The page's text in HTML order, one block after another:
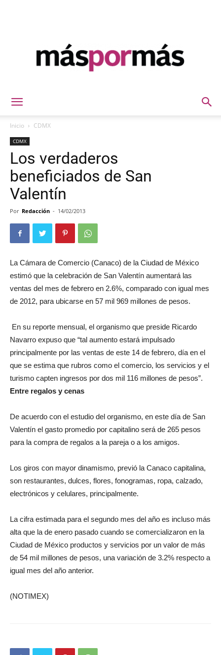
Inicio CDMX
CDMX
Los verdaderos
beneficiados de San
Valentín
Por Redacción - 14/02/2013
La Cámara de Comercio (Canaco) de la Ciudad de México
estimó que la celebración de San Valentín aumentará las
ventas del mes de febrero en 2.6%, comparado con igual mes
de 2012, para ubicarse en 57 mil 969 millones de pesos.
En su reporte mensual, el organismo que preside Ricardo
Navarro expuso que “tal aumento estará impulsado
principalmente por las ventas de este 14 de febrero, día en el
que se estima que rubros como el comercio, los servicios y el
turismo capten ingresos por dos mil 116 millones de pesos”.
Entre regalos y cenas
De acuerdo con el estudio del organismo, en este día de San
Valentín el gasto promedio por capitalino será de 265 pesos
para la compra de regalos a la pareja o a los amigos.
Los giros con mayor dinamismo, previó la Canaco capitalina,
son restaurantes, dulces, flores, fonogramas, ropa, calzado,
electrónicos y celulares, principalmente.
La cifra estimada para el segundo mes del año es incluso más
alta que la de enero pasado cuando se comercializaron en la
Ciudad de México productos y servicios por un valor de más
de 54 mil millones de pesos, una variación de 3.2% respecto a
igual mes del año anterior.
(NOTIMEX)